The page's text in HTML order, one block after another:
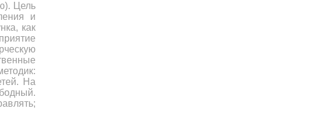
Цель
и
как
На